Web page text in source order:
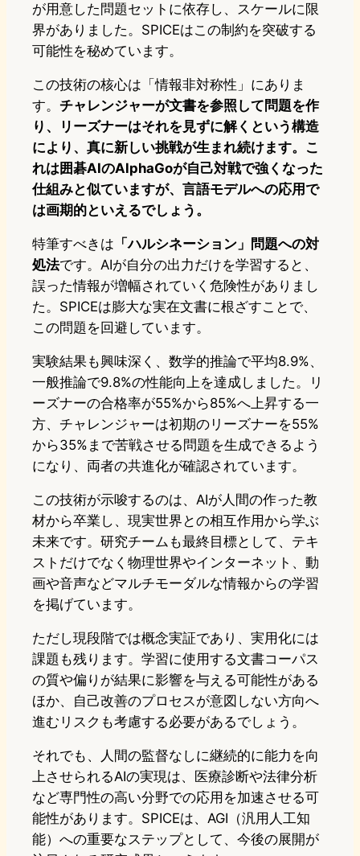
が用意した問題セットに依存し、スケールに限
界がありました。SPICEはこの制約を突破する
可能性を秘めています。
この技術の核心は「情報非対称性」にありま
す。 チャレンジャーが文書を参照して問題を作
り、リーズナーはそれを見ずに解くという構造
により、真に新しい挑戦が生まれ続けます。こ
れは囲碁AIのAlphaGoが自己対戦で強くなった
仕組みと似ていますが、言語モデルへの応用で
は画期的といえるでしょう。
特筆すべきは 「ハルシネーション」問題への対
処法です。AIが自分の出力だけを学習すると、
誤った情報が増幅されていく危険性がありまし
た。SPICEは膨大な実在文書に根ざすことで、
この問題を回避しています。
実験結果も興味深く、数学的推論で平均8.9%、
一般推論で9.8%の性能向上を達成しました。リ
ーズナーの合格率が55%から85%へ上昇する一
方、チャレンジャーは初期のリーズナーを55%
から35%まで苦戦させる問題を生成できるよう
になり、両者の共進化が確認されています。
この技術が示唆するのは、AIが人間の作った教
材から卒業し、現実世界との相互作用から学ぶ
未来です。研究チームも最終目標として、テキ
ストだけでなく物理世界やインターネット、動
画や音声などマルチモーダルな情報からの学習
を掲げています。
ただし現段階では概念実証であり、実用化には
課題も残ります。学習に使用する文書コーパス
の質や偏りが結果に影響を与える可能性がある
ほか、自己改善のプロセスが意図しない方向へ
進むリスクも考慮する必要があるでしょう。
それでも、人間の監督なしに継続的に能力を向
上させられるAIの実現は、医療診断や法律分析
など専門性の高い分野での応用を加速させる可
能性があります。SPICEは、AGI（汎用人工知
能）への重要なステップとして、今後の展開が